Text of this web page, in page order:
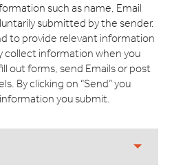
such as name, Email
submitted by the sender.
to provide relevant information
collect information when you
out forms, send Emails or post
By clicking on “Send” you
you submit.